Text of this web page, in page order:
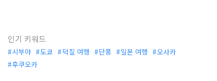
인기 키워드
시부야 도쿄 덕질 여행 단풍 일본 여행
오사카
후쿠오카